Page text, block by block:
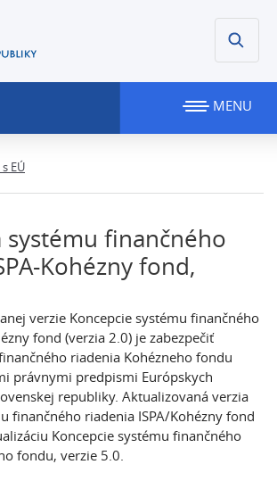
MENU
EÚ
systému finančného
Kohézny fond,
verzie Koncepcie systému finančného
fond (verzia 2.0) je zabezpečiť
riadenia Kohézneho fondu
právnymi predpismi Európskych
republiky. Aktualizovaná verzia
finančného riadenia ISPA/Kohézny fond
Koncepcie systému finančného
fondu, verzie 5.0.